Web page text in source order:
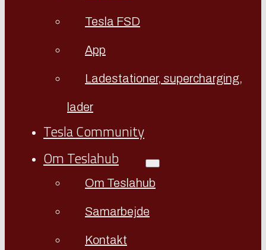
Tesla FSD
App
Ladestationer, supercharging,
lader
Tesla Community
Om Teslahub
Om Teslahub
Samarbejde
Kontakt